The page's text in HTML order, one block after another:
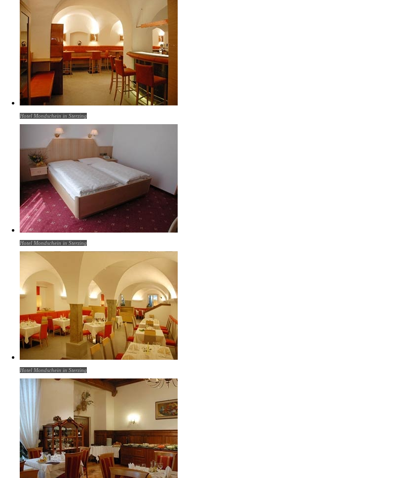
Hotel Mondschein in Sterzing
Hotel Mondschein in Sterzing
Hotel Mondschein in Sterzing